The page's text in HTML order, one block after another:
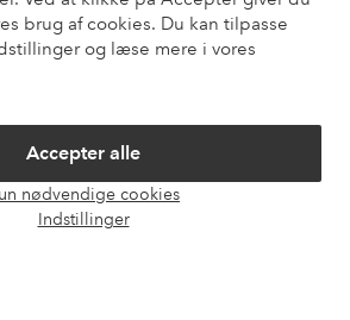
brug af cookies. Du kan tilpasse
og læse mere i vores
Accepter alle
nødvendige cookies
Indstillinger